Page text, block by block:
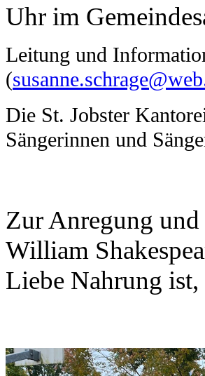
Uhr im
Leitung und
(
Die St. Jobster
Sängerinnen und
Zur Anregung
William
Liebe Nahrung